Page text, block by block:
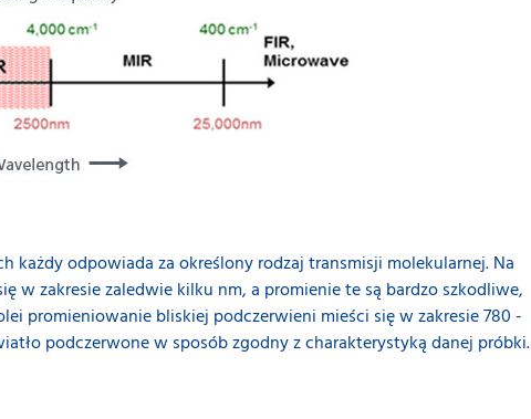
odpowiada za określony rodzaj transmisji molekularnej. Na
w zakresie zaledwie kilku nm, a promienie te są bardzo szkodliwe,
promieniowanie bliskiej podczerwieni mieści się w zakresie 780 -
podczerwone w sposób zgodny z charakterystyką danej próbki.